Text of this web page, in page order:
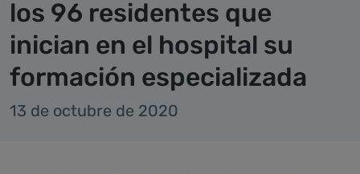
los 96 residentes que
inician en el hospital su
formación especializada
13 de octubre de 2020